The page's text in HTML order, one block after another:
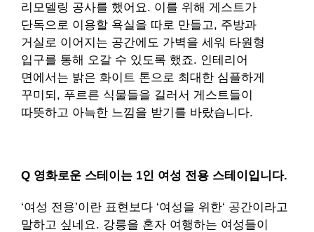
리모델링 공사를 했어요. 이를 위해 게스트가
단독으로 이용할 욕실을 따로 만들고, 주방과
거실로 이어지는 공간에도 가벽을 세워 타원형
입구를 통해 오갈 수 있도록 했죠. 인테리어
면에서는 밝은 화이트 톤으로 최대한 심플하게
꾸미되, 푸르른 식물들을 길러서 게스트들이
따뜻하고 아늑한 느낌을 받기를 바랐습니다.
Q 영화로운 스테이는 1인 여성 전용 스테이입니다.
‘여성 전용’이란 표현보다 ‘여성을 위한‘ 공간이라고
말하고 싶네요. 강릉을 혼자 여행하는 여성들이